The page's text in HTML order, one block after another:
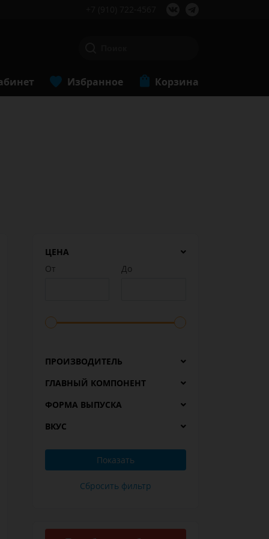
Избранное Корзина
ЦЕНА
От
До
ПРОИЗВОДИТЕЛЬ
ГЛАВНЫЙ КОМПОНЕНТ
ФОРМА ВЫПУСКА
ВКУС